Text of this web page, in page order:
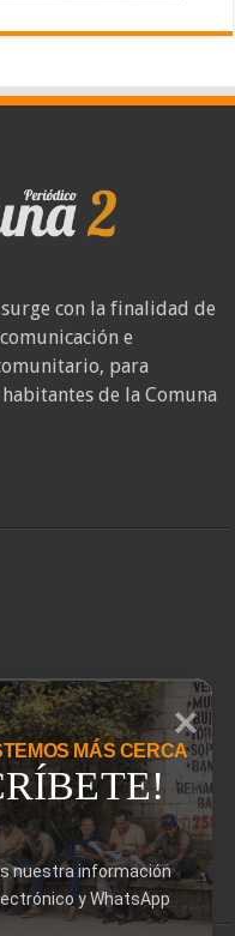
con la finalidad de
e
para
de la Comuna
MÁS CERCA
nuestra información
y WhatsApp